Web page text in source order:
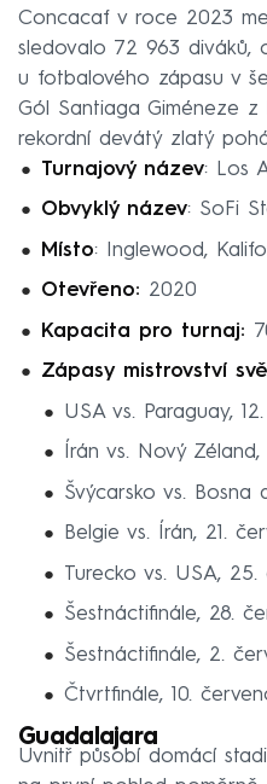
Concacaf v roce 2023
sledovalo 72 963 diváků,
u fotbalového zápasu v
Gól Santiaga Giméneze z
rekordní devátý zlatý
Turnajový název: Los
Obvyklý název: SoFi
Místo: Inglewood,
Otevřeno: 2020
Kapacita pro turnaj:
Zápasy mistrovství
USA vs. Paraguay,
Írán vs. Nový Zéland,
Švýcarsko vs. Bosna
Belgie vs. Írán, 21.
Turecko vs. USA, 25.
Šestnáctifinále, 28.
Šestnáctifinále, 2.
Čtvrtfinále, 10.
Guadalajara
Uvnitř působí domácí